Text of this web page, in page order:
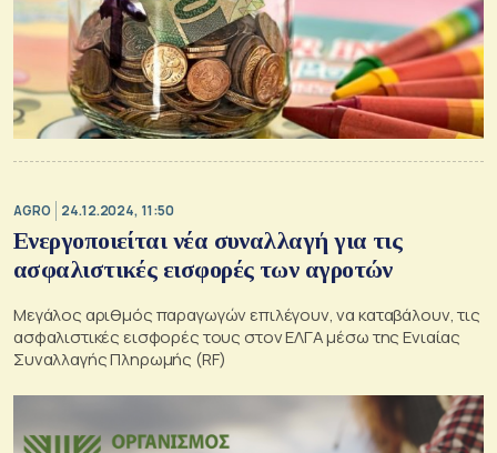
AGRO 24.12.2024, 11:50
Ενεργοποιείται νέα συναλλαγή για τις
ασφαλιστικές εισφορές των αγροτών
Μεγάλος αριθμός παραγωγών επιλέγουν, να καταβάλουν, τις
ασφαλιστικές εισφορές τους στον ΕΛΓΑ μέσω της Ενιαίας
Συναλλαγής Πληρωμής (RF)